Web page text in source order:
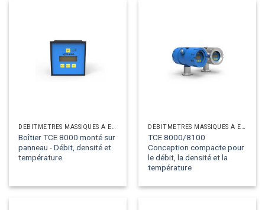
DÉBITMÈTRES MASSIQUES À EFFET CORIOLIS
Boîtier TCE 8000 monté sur
panneau - Débit, densité et
température
DÉBITMÈTRES MASSIQUES À EFFET CORIOLIS
TCE 8000/8100
Conception compacte pour
le débit, la densité et la
température